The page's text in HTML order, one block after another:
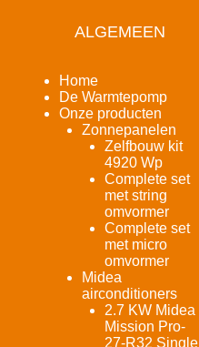
ALGEMEEN
Home
De Warmtepomp
Onze producten
Zonnepanelen
Zelfbouw kit
4920 Wp
Complete set
met string
omvormer
Complete set
met micro
omvormer
Midea
airconditioners
2.7 KW Midea
Mission Pro-
27-R32 Single